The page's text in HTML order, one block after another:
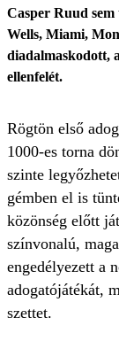
Casper Ruud
Wells, Miami,
diadalmaskodott,
ellenfelét.
Rögtön első
1000-es torna
szinte
gémben el is
közönség előtt
színvonalú,
engedélyezett a
adogatójátékát,
szettet.